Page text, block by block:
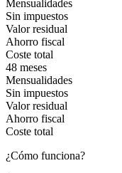
Mensualidades
Sin impuestos
Valor residual
Ahorro fiscal
Coste total
48 meses
Mensualidades
Sin impuestos
Valor residual
Ahorro fiscal
Coste total
¿Cómo funciona?